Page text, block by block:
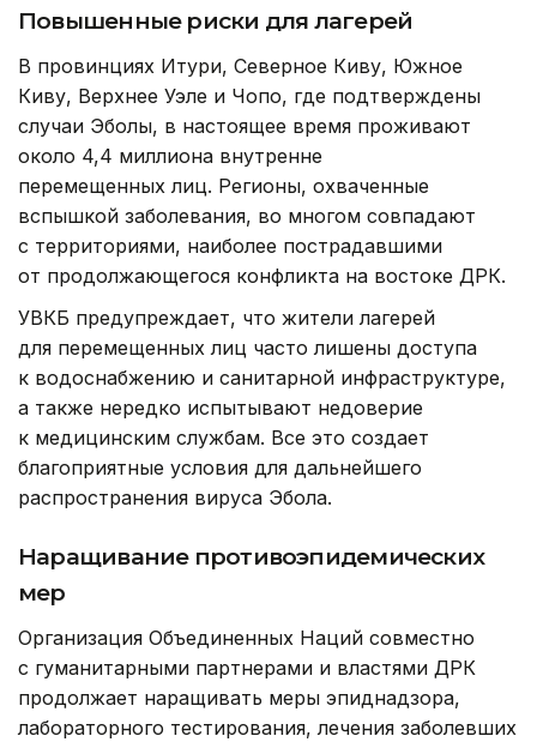
Повышенные риски для лагерей
В провинциях Итури, Северное Киву, Южное
Киву, Верхнее Уэле и Чопо, где подтверждены
случаи Эболы, в настоящее время проживают
около 4,4 миллиона внутренне
перемещенных лиц. Регионы, охваченные
вспышкой заболевания, во многом совпадают
с территориями, наиболее пострадавшими
от продолжающегося конфликта на востоке ДРК.
УВКБ предупреждает, что жители лагерей
для перемещенных лиц часто лишены доступа
к водоснабжению и санитарной инфраструктуре,
а также нередко испытывают недоверие
к медицинским службам. Все это создает
благоприятные условия для дальнейшего
распространения вируса Эбола.
Наращивание противоэпидемических
мер
Организация Объединенных Наций совместно
с гуманитарными партнерами и властями ДРК
продолжает наращивать меры эпиднадзора,
лабораторного тестирования, лечения заболевших